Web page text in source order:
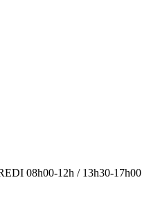
08h00-12h / 13h30-17h00